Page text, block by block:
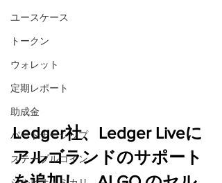
ユースケース
トークン
ウォレット
定期レポート
助成金
パートナーシップ
ステーブルコイン
Ledger社、Ledger Liveに
アルゴランドのサポート